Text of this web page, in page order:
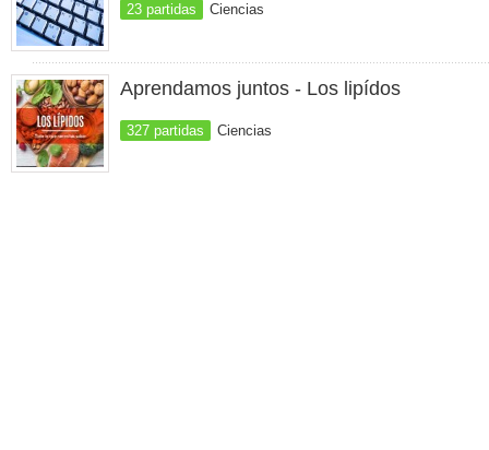
23 partidas Ciencias
Aprendamos juntos - Los lipídos
327 partidas Ciencias